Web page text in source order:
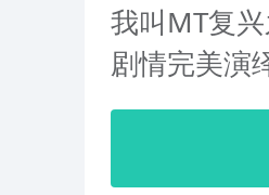
我叫MT复
剧情完美演